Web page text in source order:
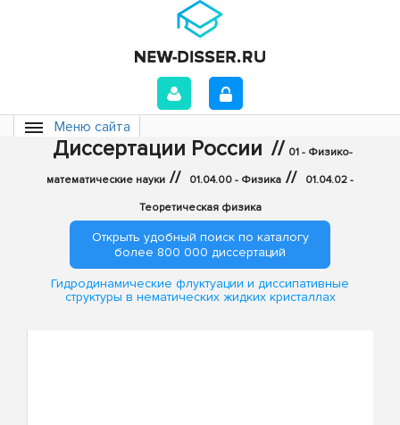
Меню сайта
Диссертации России // 01 - Физико-
математические науки // 01.04.00 - Физика // 01.04.02 -
Теоретическая физика
Открыть удобный поиск по каталогу
более 800 000 диссертаций
Гидродинамические флуктуации и диссипативные
структуры в нематических жидких кристаллах